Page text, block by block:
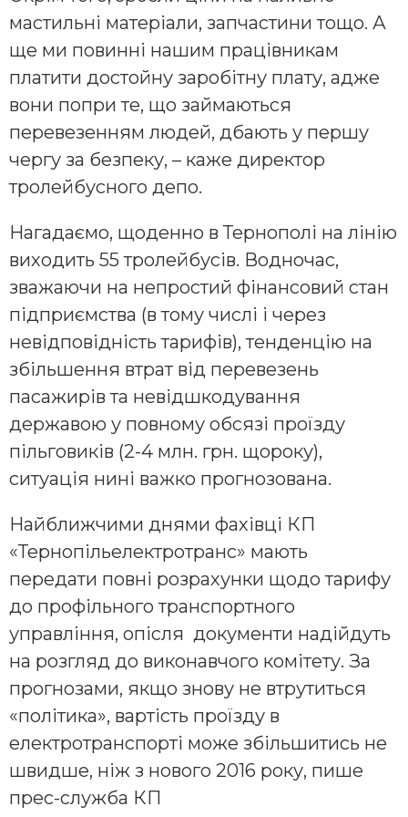
мастильні матеріали, запчастини тощо. А
ще ми повинні нашим працівникам
платити достойну заробітну плату, адже
вони попри те, що займаються
перевезенням людей, дбають у першу
чергу за безпеку, – каже директор
тролейбусного депо.
Нагадаємо, щоденно в Тернополі на лінію
виходить 55 тролейбусів. Водночас,
зважаючи на непростий фінансовий стан
підприємства (в тому числі і через
невідповідність тарифів), тенденцію на
збільшення втрат від перевезень
пасажирів та невідшкодування
державою у повному обсязі проїзду
пільговиків (2-4 млн. грн. щороку),
ситуація нині важко прогнозована.
Найближчими днями фахівці КП
«Тернопільелектротранс» мають
передати повні розрахунки щодо тарифу
до профільного транспортного
управління, опісля документи надійдуть
на розгляд до виконавчого комітету. За
прогнозами, якщо знову не втрутиться
«політика», вартість проїзду в
електротранспорті може збільшитись не
швидше, ніж з нового 2016 року, пише
прес-служба КП